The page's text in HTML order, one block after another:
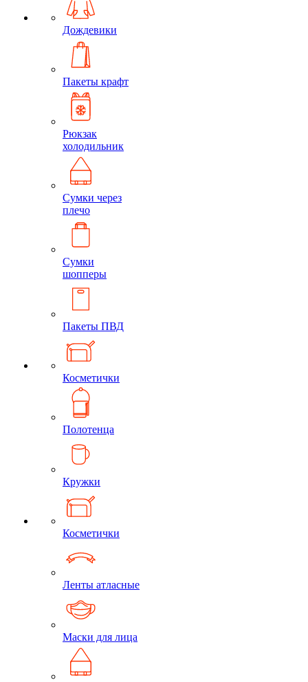
Дождевики
Пакеты крафт
Рюкзак
холодильник
Сумки через
плечо
Сумки
шопперы
Пакеты ПВД
Косметички
Полотенца
Кружки
Косметички
Ленты атласные
Маски для лица